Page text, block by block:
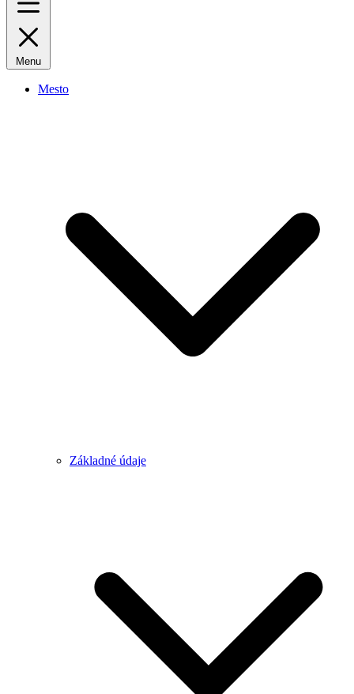
Menu
Mesto
Základné údaje